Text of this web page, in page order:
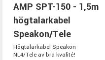
AMP SPT-150 - 1,5m
högtalarkabel
Speakon/Tele
Högtalarkabel Speakon
NL4/Tele av bra kvalité!